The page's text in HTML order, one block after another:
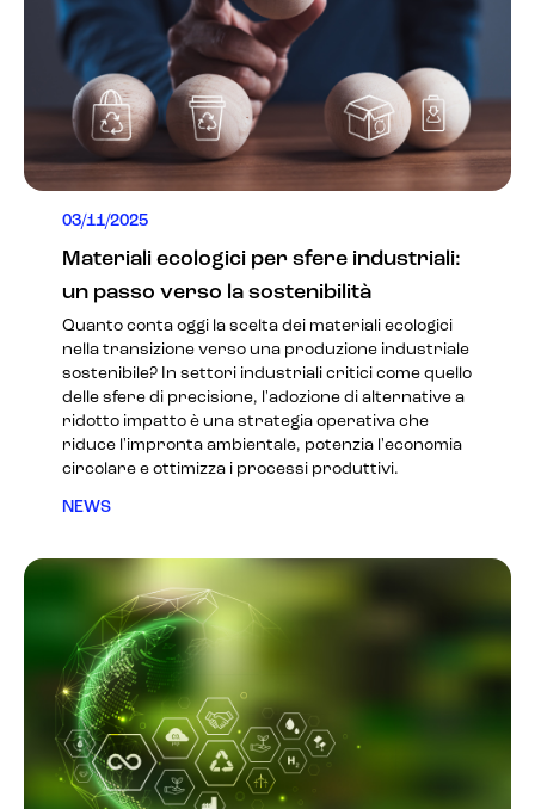
03/11/2025
Materiali ecologici per sfere industriali:
un passo verso la sostenibilità
Quanto conta oggi la scelta dei materiali ecologici
nella transizione verso una produzione industriale
sostenibile? In settori industriali critici come quello
delle sfere di precisione, l'adozione di alternative a
ridotto impatto è una strategia operativa che
riduce l'impronta ambientale, potenzia l'economia
circolare e ottimizza i processi produttivi.
NEWS